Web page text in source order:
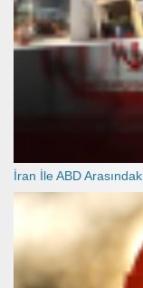
İran İle ABD